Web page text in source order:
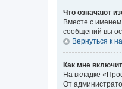
Что означают
Вместе с
сообщений вы
Вернуться к
Как мне
На вкладке
От